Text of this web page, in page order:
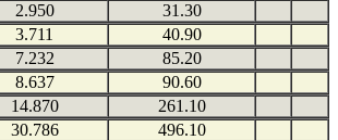
2.950
31.30
3.711
40.90
7.232
85.20
8.637
90.60
14.870
261.10
30.786
496.10